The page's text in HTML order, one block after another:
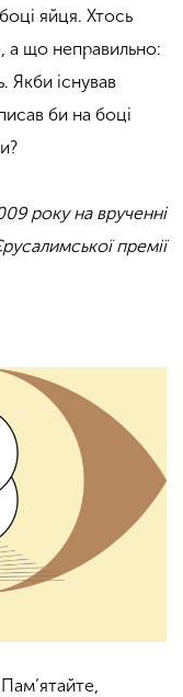
яйця. Хтось
а що неправильно:
Якби існував
би на боці
року на врученні
премії